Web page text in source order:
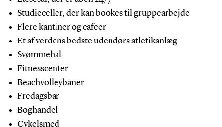
Studieceller, der kan bookes til gruppearbejde
Flere kantiner og cafeer
Et af verdens bedste udendørs atletikanlæg
Svømmehal
Fitnesscenter
Beachvolleybaner
Fredagsbar
Boghandel
Cykelsmed